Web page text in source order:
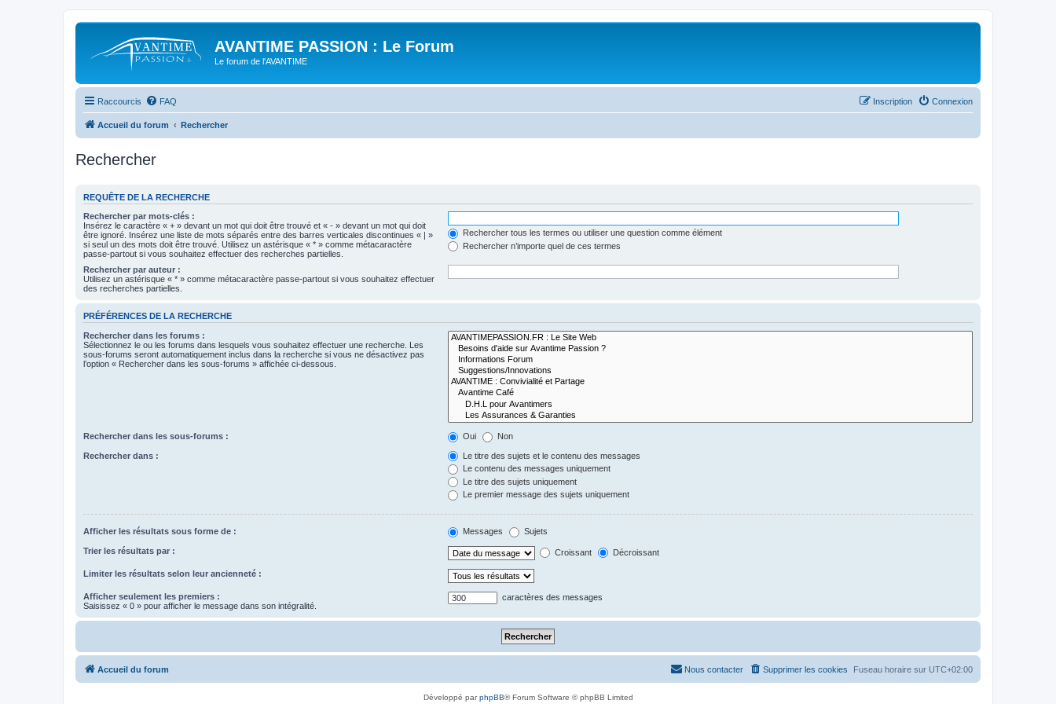
AVANTIME PASSION : Le Forum
Le forum de l'AVANTIME
Raccourcis FAQ Connexion
Inscription
Accueil du forum Rechercher
Rechercher
REQUÊTE DE LA RECHERCHE
Rechercher par mots-clés :
Insérez le caractère « + » devant un mot qui doit être trouvé et « - » devant un mot qui doit
être ignoré. Insérez une liste de mots séparés entre des barres verticales discontinues « | »
si seul un des mots doit être trouvé. Utilisez un astérisque « * » comme métacaractère
passe-partout si vous souhaitez effectuer des recherches partielles.
Rechercher tous les termes ou utiliser une question comme élément
Rechercher n’importe quel de ces termes
Rechercher par auteur :
Utilisez un astérisque « * » comme métacaractère passe-partout si vous souhaitez effectuer
des recherches partielles.
PRÉFÉRENCES DE LA RECHERCHE
Rechercher dans les forums :
Sélectionnez le ou les forums dans lesquels vous souhaitez effectuer une recherche. Les
sous-forums seront automatiquement inclus dans la recherche si vous ne désactivez pas
l’option « Rechercher dans les sous-forums » affichée ci-dessous.
Rechercher dans les sous-forums : Oui Non
Rechercher dans :
Le titre des sujets et le contenu des messages
Le contenu des messages uniquement
Le titre des sujets uniquement
Le premier message des sujets uniquement
Afficher les résultats sous forme de : Messages Sujets
Trier les résultats par : Croissant Décroissant
Limiter les résultats selon leur ancienneté :
Afficher seulement les premiers :
Saisissez « 0 » pour afficher le message dans son intégralité.
caractères des messages
Accueil du forum Fuseau horaire sur UTC+02:00
Supprimer les cookies
Nous contacter
Développé parphpBB® Forum Software © phpBB Limited